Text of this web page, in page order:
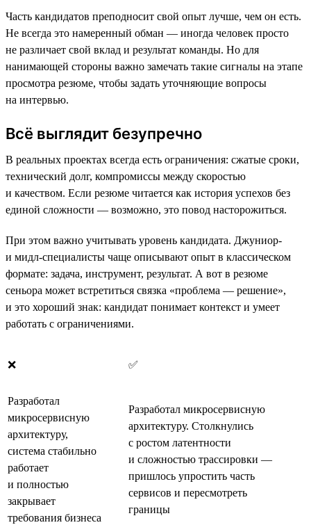
Часть кандидатов преподносит свой опыт лучше, чем он есть.
Не всегда это намеренный обман — иногда человек просто
не различает свой вклад и результат команды. Но для
нанимающей стороны важно замечать такие сигналы на этапе
просмотра резюме, чтобы задать уточняющие вопросы
на интервью.
Всё выглядит безупречно
В реальных проектах всегда есть ограничения: сжатые сроки,
технический долг, компромиссы между скоростью
и качеством. Если резюме читается как история успехов без
единой сложности — возможно, это повод насторожиться.
При этом важно учитывать уровень кандидата. Джуниор-
и мидл-специалисты чаще описывают опыт в классическом
формате: задача, инструмент, результат. А вот в резюме
сеньора может встретиться связка «проблема — решение»,
и это хороший знак: кандидат понимает контекст и умеет
работать с ограничениями.
❌ ✅
Разработал
микросервисную
архитектуру,
система стабильно
работает
и полностью
закрывает
требования бизнеса
Разработал микросервисную
архитектуру. Столкнулись
с ростом латентности
и сложностью трассировки —
пришлось упростить часть
сервисов и пересмотреть
границы